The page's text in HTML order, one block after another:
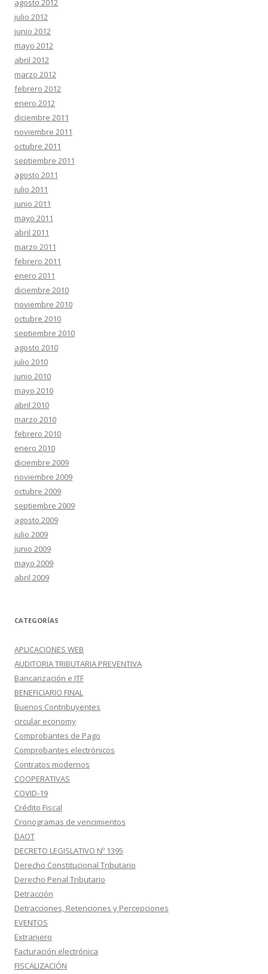
agosto 2012
julio 2012
junio 2012
mayo 2012
abril 2012
marzo 2012
febrero 2012
enero 2012
diciembre 2011
noviembre 2011
octubre 2011
septiembre 2011
agosto 2011
julio 2011
junio 2011
mayo 2011
abril 2011
marzo 2011
febrero 2011
enero 2011
diciembre 2010
noviembre 2010
octubre 2010
septiembre 2010
agosto 2010
julio 2010
junio 2010
mayo 2010
abril 2010
marzo 2010
febrero 2010
enero 2010
diciembre 2009
noviembre 2009
octubre 2009
septiembre 2009
agosto 2009
julio 2009
junio 2009
mayo 2009
abril 2009
CATEGORÍAS
APLICACIONES WEB
AUDITORIA TRIBUTARIA PREVENTIVA
Bancarización e ITF
BENEFICIARIO FINAL
Buenos Contribuyentes
circular economy
Comprobantes de Pago
Comprobantes electrónicos
Contratos modernos
COOPERATIVAS
COVID-19
Crédito Fiscal
Cronogramas de vencimientos
DAOT
DECRETO LEGISLATIVO Nº 1395
Derecho Constitucional Tributario
Derecho Penal Tributario
Detracción
Detracciones, Retenciones y Percepciones
EVENTOS
Extranjero
Facturación electrónica
FISCALIZACIÓN